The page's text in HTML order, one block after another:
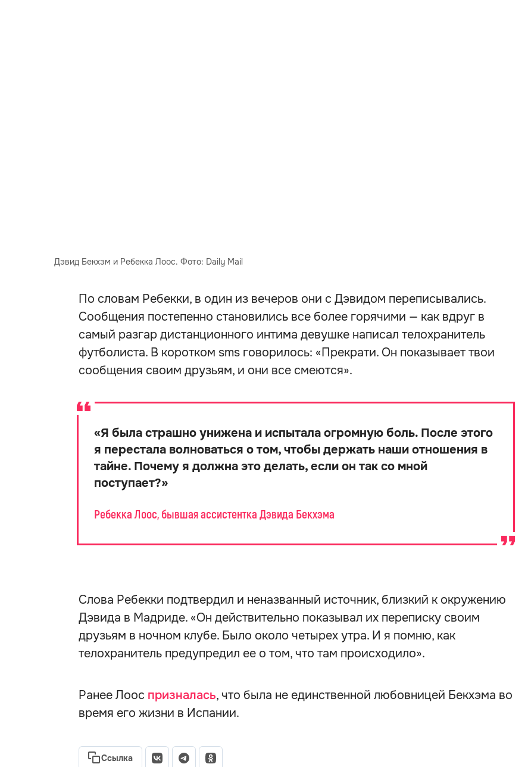
Дэвид Бекхэм и Ребекка Лоос. Фото: Daily Mail
По словам Ребекки, в один из вечеров они с Дэвидом переписывались.
Сообщения постепенно становились все более горячими — как вдруг в
самый разгар дистанционного интима девушке написал телохранитель
футболиста. В коротком sms говорилось: «Прекрати. Он показывает твои
сообщения своим друзьям, и они все смеются».
«Я была страшно унижена и испытала огромную боль. После этого
я перестала волноваться о том, чтобы держать наши отношения в
тайне. Почему я должна это делать, если он так со мной
поступает?»
Ребекка Лоос, бывшая ассистентка Дэвида Бекхэма
Слова Ребекки подтвердил и неназванный источник, близкий к окружению
Дэвида в Мадриде. «Он действительно показывал их переписку своим
друзьям в ночном клубе. Было около четырех утра. И я помню, как
телохранитель предупредил ее о том, что там происходило».
Ранее Лоос призналась, что была не единственной любовницей Бекхэма во
время его жизни в Испании.
Ссылка